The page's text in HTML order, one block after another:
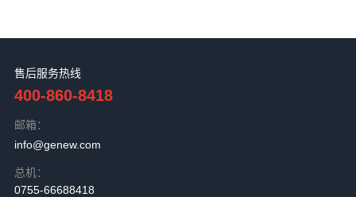
售后服务热线
400-860-8418
邮箱：
info@genew.com
总机：
0755-66688418